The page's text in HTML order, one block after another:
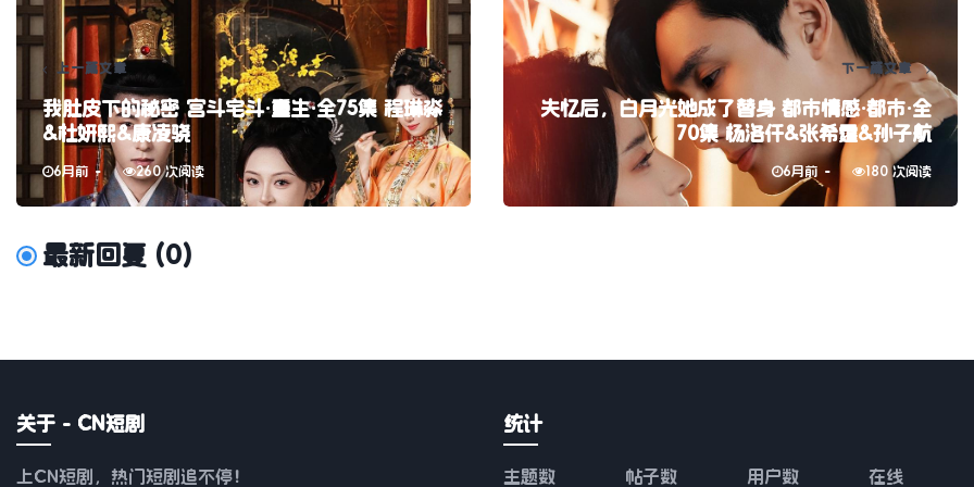
上一篇文章
我肚皮下的秘密 宫斗宅斗·重生·全75集 程琳淼
&杜妍熙&康凌骁
6月前 260 次阅读
下一篇文章
失忆后，白月光她成了替身 都市情感·都市·全
70集 杨洛仟&张希霆&孙子航
6月前 180 次阅读
最新回复 (0)
关于 - CN短剧
上CN短剧，热门短剧追不停！
统计
主题数 帖子数 用户数 在线